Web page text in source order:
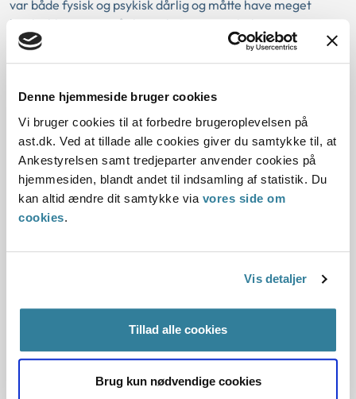
Denne hjemmeside bruger cookies
Vi bruger cookies til at forbedre brugeroplevelsen på
ast.dk. Ved at tillade alle cookies giver du samtykke til, at
Ankestyrelsen samt tredjeparter anvender cookies på
hjemmesiden, blandt andet til indsamling af statistik. Du
kan altid ændre dit samtykke via vores side om
cookies.
Vis detaljer
Tillad alle cookies
Brug kun nødvendige cookies
var både fysisk og psykisk dårlig og måtte have meget
hjælp, bl.a. støtte når hun gik. De øvrige beboere var
relativt selvhjulpne.
sygdomsdebut i 1994-95 havde haft rygbelastende
plejearbejde i tilstrækkeligt omfang og en tilstrækkelig
tidsmæssig udstrækning til at anse tilskadekomnes
lænderygsygdom som udløst af arbejdet.
Sag nr. 3 (j.nr. 1204514-06)
I sagen var anmeldt ryghvirvelforskydning og diskusprolaps
arbejdet med plejearbejde ved forskellige arbejdsgivere,
måneder om året, mens hun i 1994, 1997 og 1998 kun havde
været beskæftiget nogle måneder om året. Tilskadekomne
oplyste at hun havde foretaget ca. 50 personforflytninger